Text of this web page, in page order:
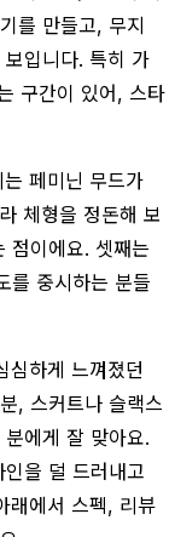
를 만들고, 무지
입니다. 특히 가
구간이 있어, 스타
페미닌 무드가
체형을 정돈해 보
점이에요. 셋째는
를 중시하는 분들
심하게 느껴졌던
, 스커트나 슬랙스
에게 잘 맞아요.
을 덜 드러내고
래에서 스펙, 리뷰